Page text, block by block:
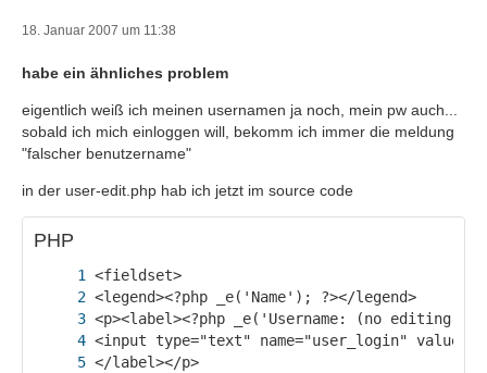
18. Januar 2007 um 11:38
habe ein ähnliches problem
eigentlich weiß ich meinen usernamen ja noch, mein pw auch...
sobald ich mich einloggen will, bekomm ich immer die meldung
"falscher benutzername"
in der user-edit.php hab ich jetzt im source code
PHP
</label></p>